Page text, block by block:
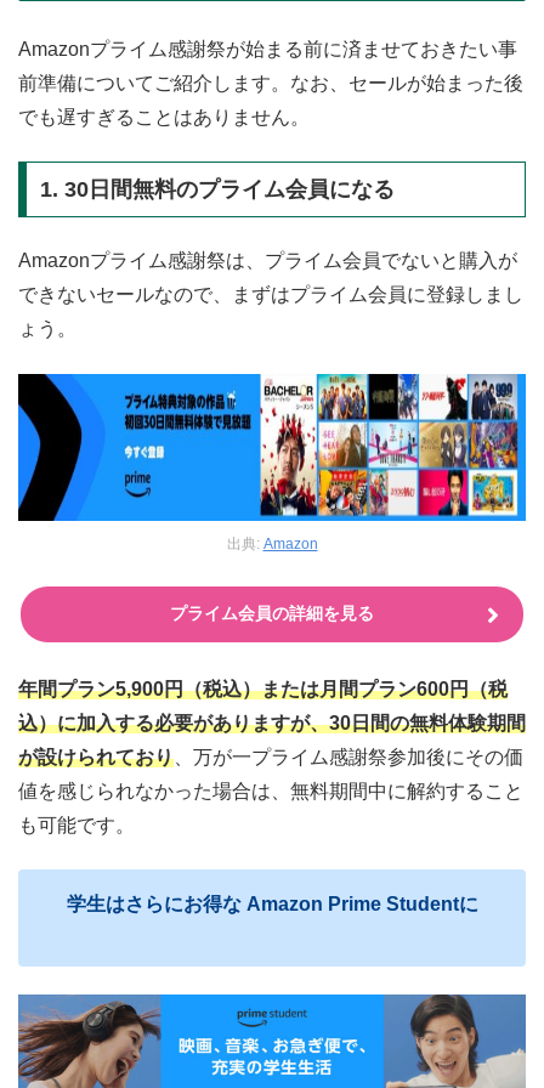
Amazonプライム感謝祭が始まる前に済ませておきたい事
前準備についてご紹介します。なお、セールが始まった後
でも遅すぎることはありません。
1. 30日間無料のプライム会員になる
Amazonプライム感謝祭は、プライム会員でないと購入が
できないセールなので、まずはプライム会員に登録しまし
ょう。
出典: Amazon
プライム会員の詳細を見る
年間プラン5,900円（税込）または月間プラン600円（税
込）に加入する必要がありますが、30日間の無料体験期間
が設けられており 、万が一プライム感謝祭参加後にその価
値を感じられなかった場合は、無料期間中に解約すること
も可能です。
学生はさらにお得な Amazon Prime Studentに